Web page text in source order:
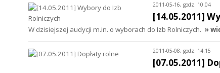
2011-05-16, godz. 10:04
[14.05.2011]
W dzisiejszej audycji m.in. o wyborach do Izb Rolniczych. »
2011-05-08, godz. 14:15
[07.05.2011]